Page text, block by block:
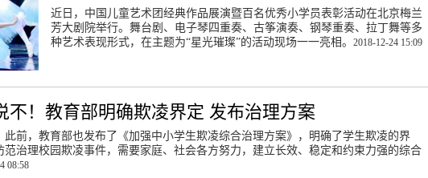
近日，中国儿童艺术团经典作品展演暨百名优秀小学员表彰活动在北京梅兰
芳大剧院举行。舞台剧、电子琴四重奏、古筝演奏、钢琴重奏、拉丁舞等多
种艺术表现形式，在主题为“星光璀璨”的活动现场一一亮相。 2018-12-24 15:09
不！教育部明确欺凌界定 发布治理方案
此前，教育部也发布了《加强中小学生欺凌综合治理方案》，明确了学生欺凌的界
范治理校园欺凌事件，需要家庭、社会各方努力，建立长效、稳定和约束力强的综合
08:58